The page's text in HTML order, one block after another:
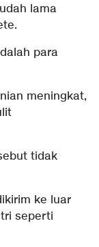
lama
para
meningkat,
tidak
ke luar
seperti